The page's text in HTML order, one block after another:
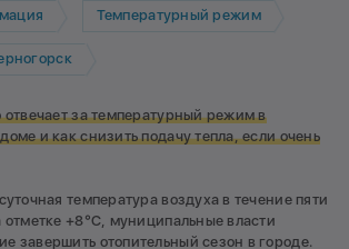
Температурный режим
отвечает за температурный режим в
и как снизить подачу тепла, если очень
температура воздуха в течение пяти
+8°C, муниципальные власти
завершить отопительный сезон в городе.